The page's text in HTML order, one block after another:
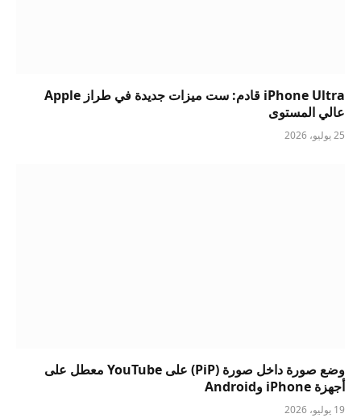
iPhone Ultra قادم: ست ميزات جديدة في طراز Apple
عالي المستوى
25 يوليو، 2026
وضع صورة داخل صورة (PiP) على YouTube معطل على
أجهزة iPhone وAndroid
19 يوليو، 2026